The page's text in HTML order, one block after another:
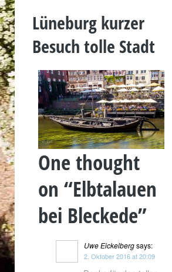
Lüneburg kurzer
Besuch tolle Stadt
One thought
on “Elbtalauen
bei Bleckede”
Uwe Eickelbergsays:
2. Oktober 2016 at 20:09